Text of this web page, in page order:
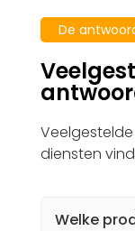
De
diensten
Welke